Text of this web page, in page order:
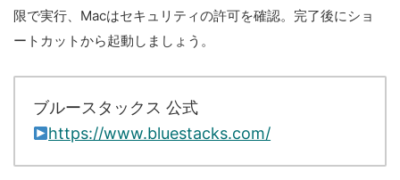
限で実行、Macはセキュリティの許可を確認。完了後にショ
ートカットから起動しましょう。
ブルースタックス 公式
https://www.bluestacks.com/